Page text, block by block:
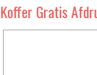
Koffer Gratis